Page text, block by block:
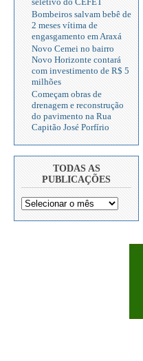
Bombeiros salvam bebê de
2 meses vítima de
engasgamento em Araxá
Novo Cemei no bairro
Novo Horizonte contará
com investimento de R$ 5
milhões
Começam obras de
drenagem e reconstrução
do pavimento na Rua
Capitão José Porfírio
TODAS AS
PUBLICAÇÕES